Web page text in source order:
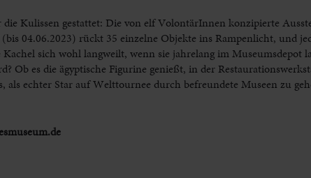
Kulissen gestattet: Die von elf VolontärInnen konzipierte
04.06.2023) rückt 35 einzelne Objekte ins Rampenlicht, und
sich wohl langweilt, wenn sie jahrelang im Museumsdepot
Ob es die ägyptische Figurine genießt, in der
echter Star auf Welttournee durch befreundete Museen zu